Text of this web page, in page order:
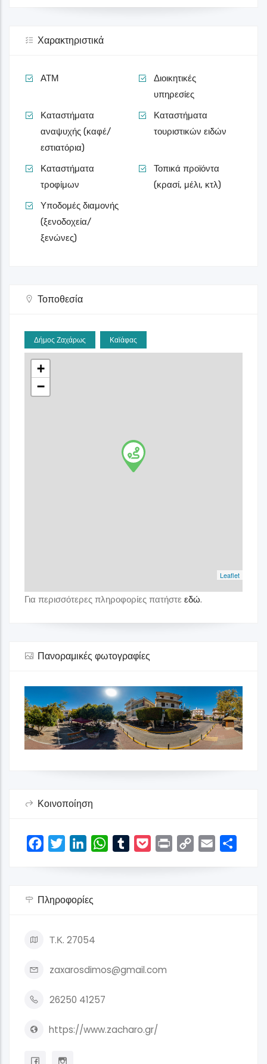
Χαρακτηριστικά
ΑΤΜ
Διοικητικές
υπηρεσίες
Καταστήματα
αναψυχής (καφέ/
εστιατόρια)
Καταστήματα
τουριστικών ειδών
Καταστήματα
τροφίμων
Τοπικά προϊόντα
(κρασί, μέλι, κτλ)
Υποδομές διαμονής
(ξενοδοχεία/
ξενώνες)
Τοποθεσία
Δήμος Ζαχάρως Καϊάφας
+
−
Leaflet
Για περισσότερες πληροφορίες πατήστε εδώ.
Πανοραμικές φωτογραφίες
Κοινοποίηση
FacebookTwitterLinkedInWhatsAppTumblrPocketPrint
Copy
Email
Πληροφορίες
Τ.Κ. 27054
zaxarosdimos@gmail.com
26250 41257
https://www.zacharo.gr/